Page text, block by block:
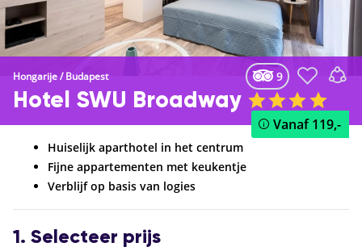
Hongarije/Budapest 9
Hotel SWU Broadway
Vanaf119,-
Huiselijk aparthotel in het centrum
Fijne appartementen met keukentje
Verblijf op basis van logies
1. Selecteer prijs